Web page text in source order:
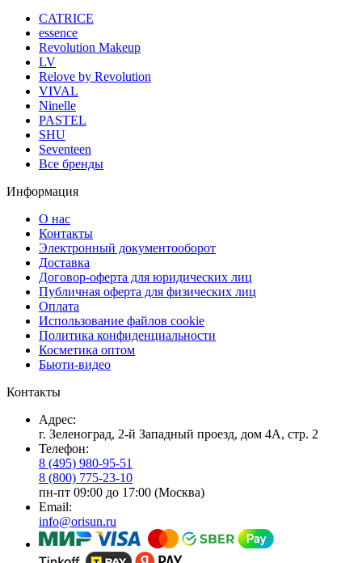
CATRICE
essence
Revolution Makeup
LV
Relove by Revolution
VIVAL
Ninelle
PASTEL
SHU
Seventeen
Все бренды
Информация
О нас
Контакты
Электронный документооборот
Доставка
Договор-оферта для юридических лиц
Публичная оферта для физических лиц
Оплата
Использование файлов cookie
Политика конфиденциальности
Косметика оптом
Бьюти-видео
Контакты
Адрес:
г. Зеленоград, 2-й Западный проезд, дом 4А, стр. 2
Телефон:
8 (495) 980-95-51
8 (800) 775-23-10
пн-пт 09:00 до 17:00 (Москва)
Email:
info@orisun.ru